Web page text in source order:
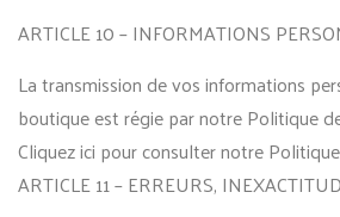
ARTICLE 10 – INFORMATIONS
La transmission de vos informations
boutique est régie par notre Politique
Cliquez ici pour consulter notre
ARTICLE 11 – ERREURS,